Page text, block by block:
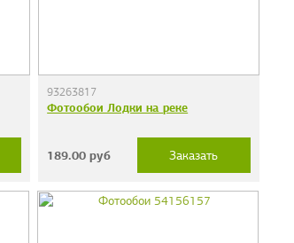
93263817
Фотообои Лодки на реке
189.00 руб Заказать